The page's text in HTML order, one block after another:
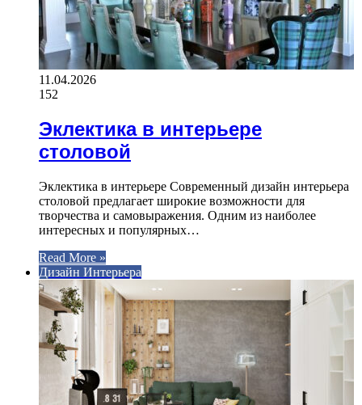
11.04.2026
152
Эклектика в интерьере
столовой
Эклектика в интерьере Современный дизайн интерьера
столовой предлагает широкие возможности для
творчества и самовыражения. Одним из наиболее
интересных и популярных…
Read More »
Дизайн Интерьера